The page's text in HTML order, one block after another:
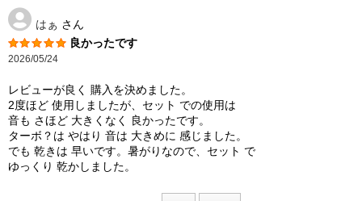
はぁ さん
良かったです
2026/05/24
レビューが良く 購入を決めました。
2度ほど 使用しましたが、セット での使用は
音も さほど 大きくなく 良かったです。
ターボ？は やはり 音は 大きめに 感じました。
でも 乾きは 早いです。暑がりなので、セット で
ゆっくり 乾かしました。